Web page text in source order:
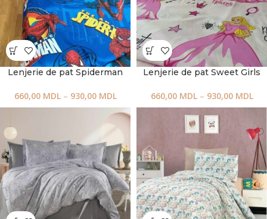
Lenjerie de pat Spiderman
660,00 MDL – 930,00 MDL
Lenjerie de pat Sweet Girls
660,00 MDL – 930,00 MDL